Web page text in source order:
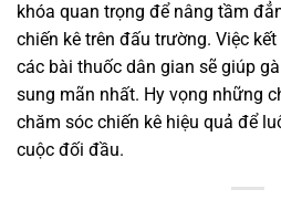
khóa quan trọng để nâng tầm
chiến kê trên đấu trường. Việc
các bài thuốc dân gian sẽ giúp
sung mãn nhất. Hy vọng những
chăm sóc chiến kê hiệu quả để
cuộc đối đầu.